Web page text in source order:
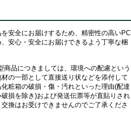
安全にお届けするため、精密性の高いPC
安心・安全にお届けできるよう丁寧な梱
品につきましては、環境への配慮という
の一部として直接送り状などを添付して
粧箱の破損・傷・汚れといった理由(配達
損を除き)および発送伝票等が直貼りされ
換はお受けできませんのでご了承くださ